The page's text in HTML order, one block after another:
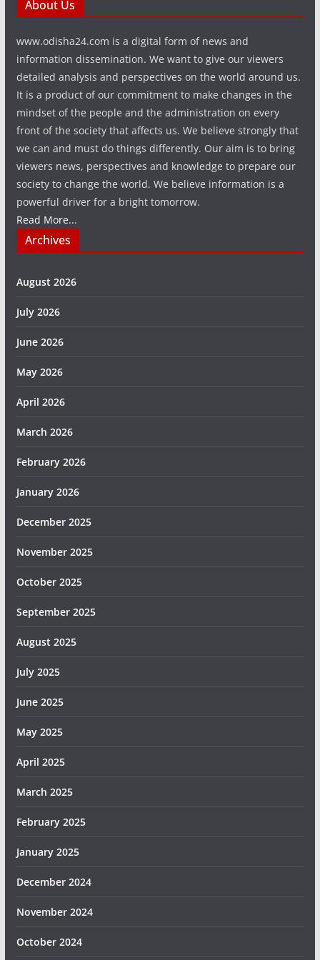
About Us
www.odisha24.com is a digital form of news and
information dissemination. We want to give our viewers
detailed analysis and perspectives on the world around us.
It is a product of our commitment to make changes in the
mindset of the people and the administration on every
front of the society that affects us. We believe strongly that
we can and must do things differently. Our aim is to bring
viewers news, perspectives and knowledge to prepare our
society to change the world. We believe information is a
powerful driver for a bright tomorrow.
Read More...
Archives
August 2026
July 2026
June 2026
May 2026
April 2026
March 2026
February 2026
January 2026
December 2025
November 2025
October 2025
September 2025
August 2025
July 2025
June 2025
May 2025
April 2025
March 2025
February 2025
January 2025
December 2024
November 2024
October 2024